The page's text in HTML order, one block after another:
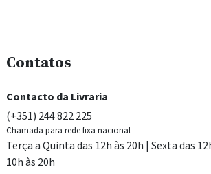
Contatos
Contacto da Livraria
(+351) 244 822 225
Chamada para rede fixa nacional
Terça a Quinta das 12h às 20h | Sexta das
10h às 20h